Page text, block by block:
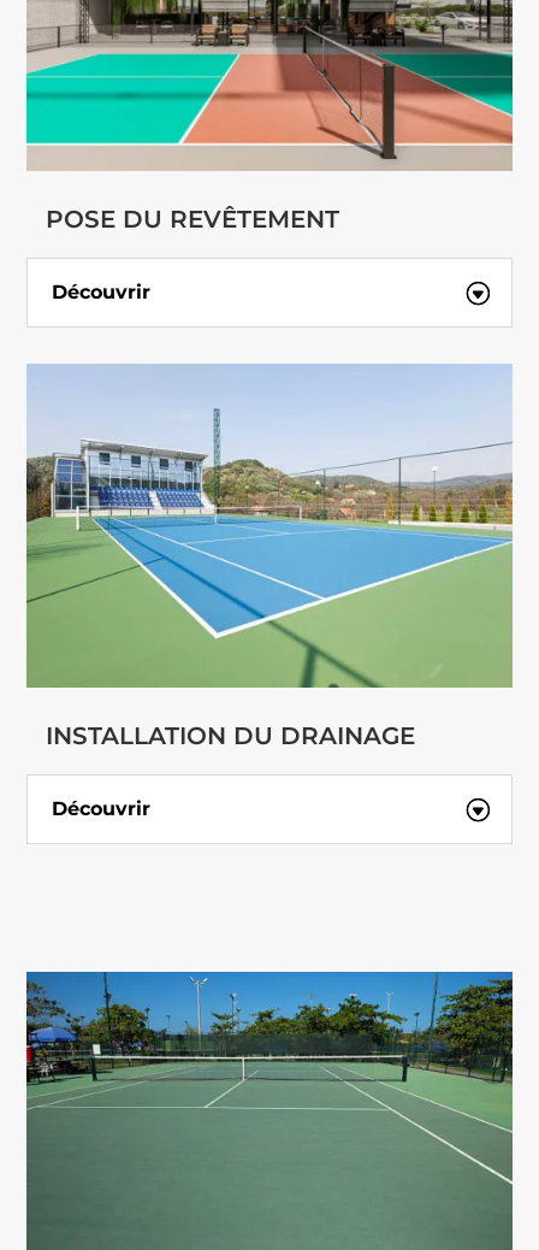
POSE DU REVÊTEMENT
Découvrir
INSTALLATION DU DRAINAGE
Découvrir